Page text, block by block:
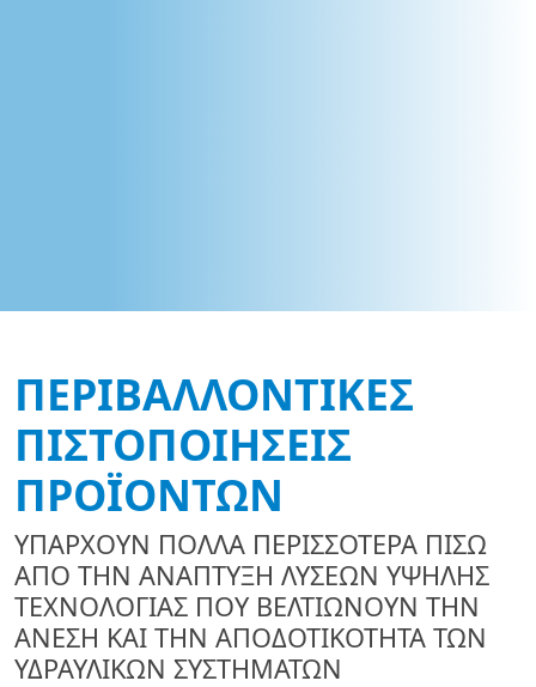
ΠΕΡΙΒΑΛΛΟΝΤΙΚΈΣ
ΠΙΣΤΟΠΟΙΉΣΕΙΣ
ΠΡΟΪΌΝΤΩΝ
ΥΠΆΡΧΟΥΝ ΠΟΛΛΆ ΠΕΡΙΣΣΌΤΕΡΑ ΠΊΣΩ
ΑΠΌ ΤΗΝ ΑΝΆΠΤΥΞΗ ΛΎΣΕΩΝ ΥΨΗΛΉΣ
ΤΕΧΝΟΛΟΓΊΑΣ ΠΟΥ ΒΕΛΤΙΏΝΟΥΝ ΤΗΝ
ΆΝΕΣΗ ΚΑΙ ΤΗΝ ΑΠΟΔΟΤΙΚΌΤΗΤΑ ΤΩΝ
ΥΔΡΑΥΛΙΚΏΝ ΣΥΣΤΗΜΆΤΩΝ